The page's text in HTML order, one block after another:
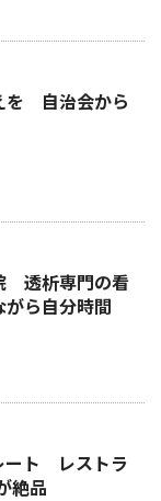
を 自治会から
透析専門の看
ら自分時間
ート レストラ
絶品